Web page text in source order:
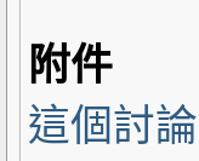
附件
這個討